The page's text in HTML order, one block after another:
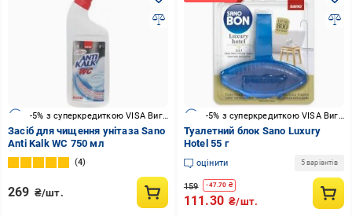
-5% з суперкредиткою VISA Вигода
Засіб для чищення унітаза Sano
Anti Kalk WC 750 мл
4
269 ₴/шт.
Туалетний блок Sano Luxury
Hotel 55 г
оцінити 5 варіантів
159 -47.70 ₴
111.30 ₴/шт.